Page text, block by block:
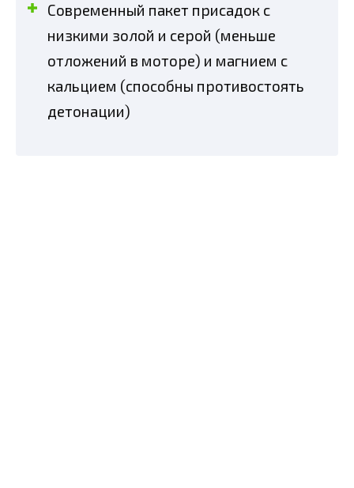
Современный пакет присадок с
низкими золой и серой (меньше
отложений в моторе) и магнием с
кальцием (способны противостоять
детонации)